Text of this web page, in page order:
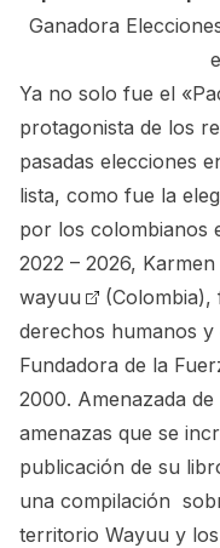
Ganadora
Ya no solo fue el
protagonista de los
pasadas elecciones
lista, como fue la
por los colombianos
2022 – 2026,
wayuu
(Colombia),
derechos humanos y
Fundadora de la
2000. Amenazada
amenazas que se
publicación de su
una compilación
territorio Wayuu y